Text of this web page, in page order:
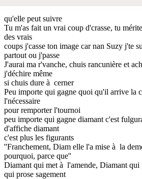
qu'elle peut suivre
Tu m'as fait un vrai coup d'crasse, tu
des vrais
coups j'casse ton image car nan Suzy j'te
partout ou j'passe
J'aurai ma r'vanche, chuis rancunière et
j'déchire même
si chuis dure à cerner
Peu importe qui gagne quoi qu'il arrive la
l'nécessaire
pour remporter l'tournoi
peu importe qui gagne diamant c'est
d'affiche diamant
c'est plus les figurants
''Franchement, Diam elle l'a mise à la
pourquoi, parce que''
Diamant qui met à l'amende, Diamant qui
qui prose sagement